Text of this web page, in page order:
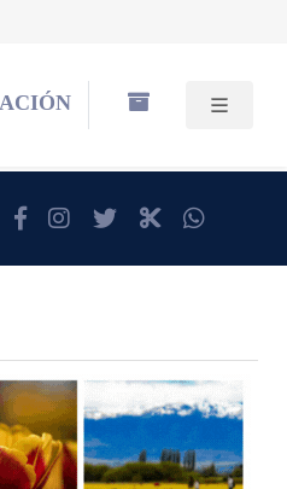
youtubefacebookinstagram
twitterRadioCut